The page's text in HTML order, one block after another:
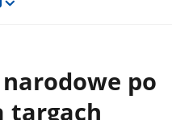
po
targach